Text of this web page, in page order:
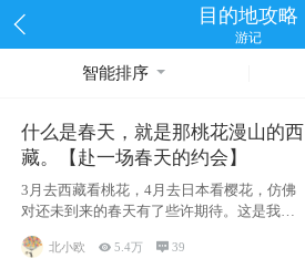
目的地攻略
游记
智能排序
什么是春天，就是那桃花漫山的西
藏。【赴一场春天的约会】
3月去西藏看桃花，4月去日本看樱花，仿佛
对还未到来的春天有了些许期待。这是我去
西藏前在备忘录里写下的话
北小欧  5.4万  39